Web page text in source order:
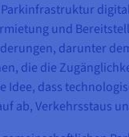
und
darunter
die die
dass
ab, Verkehrsstaus